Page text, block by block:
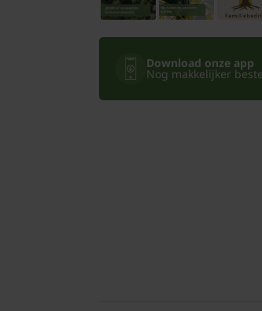
Download onze app
Nog makkelijker